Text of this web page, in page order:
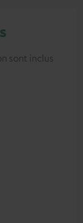
sont inclus